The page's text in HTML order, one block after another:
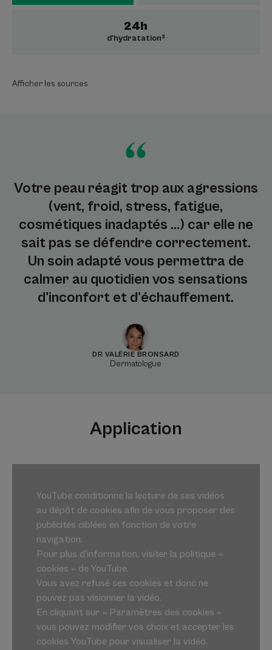
24h
d'hydratation³
Afficher les sources
Votre peau réagit trop aux agressions
(vent, froid, stress, fatigue,
cosmétiques inadaptés …) car elle ne
sait pas se défendre correctement.
Un soin adapté vous permettra de
calmer au quotidien vos sensations
d'inconfort et d'échauffement.
DR VALÉRIE BRONSARD
Dermatologue
Application
YouTube conditionne la lecture de ses vidéos
au dépôt de cookies afin de vous proposer des
publicités ciblées en fonction de votre
navigation.
Pour plus d'information, visiter la politique «
cookies » de YouTube.
Vous avez refusé ses cookies et donc ne
pouvez pas visionner la vidéo.
En cliquant sur « Paramètres des cookies »
vous pouvez modifier vos choix et accepter les
cookies YouTube pour visualiser la vidéo.